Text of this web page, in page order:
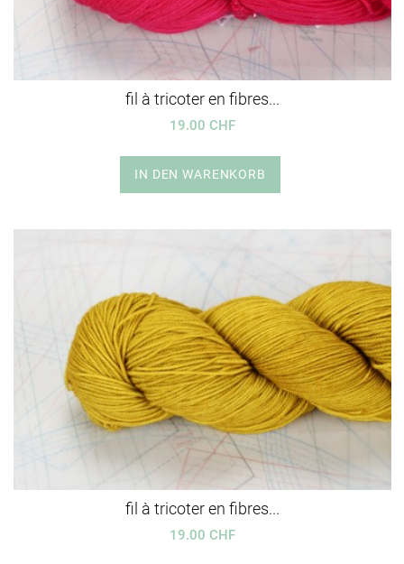
fil à tricoter en fibres...
19.00 CHF
IN DEN WARENKORB
fil à tricoter en fibres...
19.00 CHF